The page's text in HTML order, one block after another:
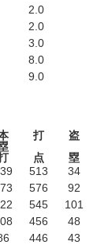
2.0
2.0
3.0
8.0
9.0
打
点
盗
塁
513
34
576
92
545
101
456
48
446
43